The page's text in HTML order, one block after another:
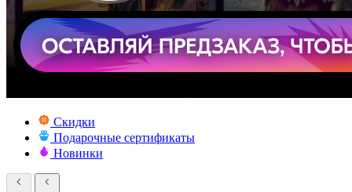
Скидки
Подарочные сертификаты
Новинки